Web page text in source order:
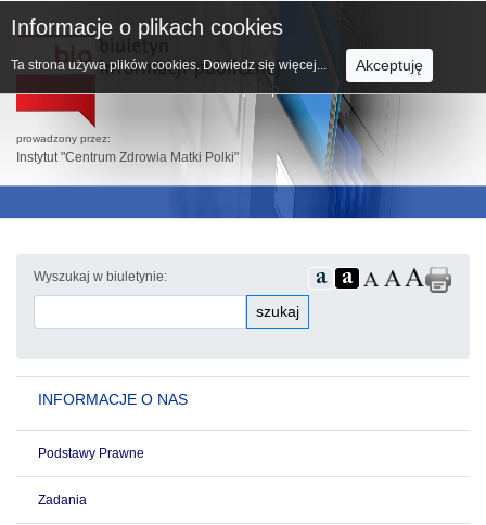
prowadzony przez:
Instytut "Centrum Zdrowia Matki Polki"
Wyszukaj w biuletynie:
szukaj
INFORMACJE O NAS
Podstawy Prawne
Zadania
Informacje o plikach cookies
Ta strona używa plików cookies. Dowiedz się więcej... Akceptuję